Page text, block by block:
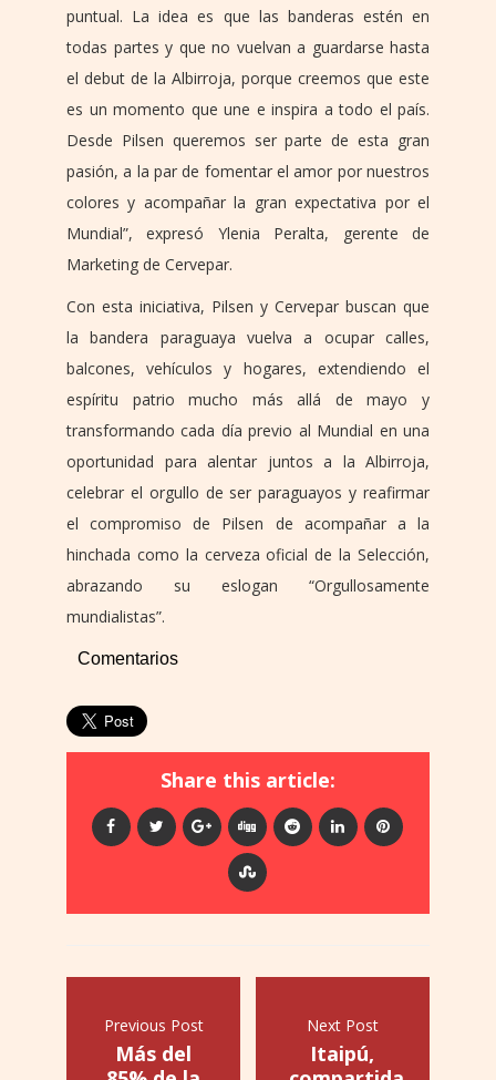
puntual. La idea es que las banderas estén en
todas partes y que no vuelvan a guardarse hasta
el debut de la Albirroja, porque creemos que este
es un momento que une e inspira a todo el país.
Desde Pilsen queremos ser parte de esta gran
pasión, a la par de fomentar el amor por nuestros
colores y acompañar la gran expectativa por el
Mundial”, expresó Ylenia Peralta, gerente de
Marketing de Cervepar.
Con esta iniciativa, Pilsen y Cervepar buscan que
la bandera paraguaya vuelva a ocupar calles,
balcones, vehículos y hogares, extendiendo el
espíritu patrio mucho más allá de mayo y
transformando cada día previo al Mundial en una
oportunidad para alentar juntos a la Albirroja,
celebrar el orgullo de ser paraguayos y reafirmar
el compromiso de Pilsen de acompañar a la
hinchada como la cerveza oficial de la Selección,
abrazando su eslogan “Orgullosamente
mundialistas”.
Comentarios
Share this article:
Previous Post
Más del
Next Post
Itaipú,